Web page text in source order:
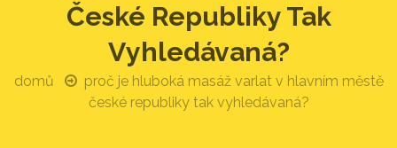
České Republiky Tak
Vyhledávaná?
domů
proč je hluboká masáž varlat v hlavním městě
české republiky tak vyhledávaná?